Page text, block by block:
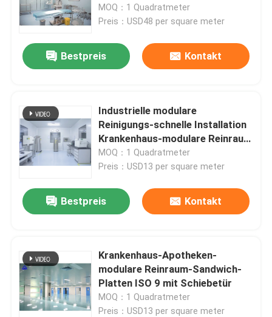
Haus
Produkte
MOQ：1 Quadratmeter
Preis：USD48 per square meter
Bestpreis Kontakt
Industrielle modulare
Reinigungs-schnelle Installation
Krankenhaus-modulare Reinraum
ISO
MOQ：1 Quadratmeter
Preis：USD13 per square meter
Bestpreis Kontakt
Krankenhaus-Apotheken-
modulare Reinraum-Sandwich-
Platten ISO 9 mit Schiebetür
MOQ：1 Quadratmeter
Preis：USD13 per square meter